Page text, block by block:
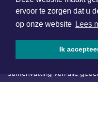
ervoor te zorgen dat u
op onze website Lees
Ik
SOCIAL MEDIA
NIEUWSBRIEF AANMELDEN
Schrijf je in voor onze
samenvatting van alle